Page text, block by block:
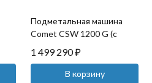
Подметальная машина
Comet CSW 1200 G (с
двигателем Honda)
1 499 290₽
В корзину